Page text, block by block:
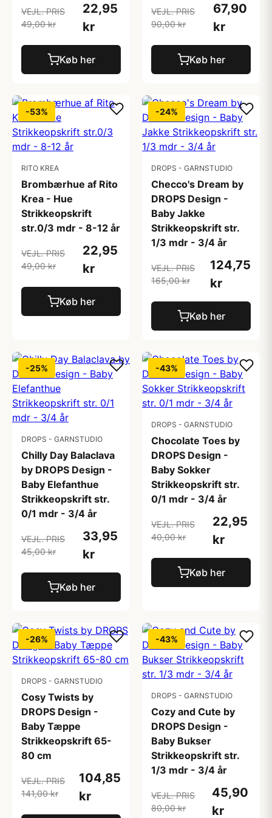
VEJL. PRIS
49,00 kr
22,95
kr
Køb her
VEJL. PRIS
90,00 kr
67,90
kr
Køb her
-53%
RITO KREA
Brombærhue af Rito
Krea - Hue
Strikkeopskrift
str.0/3 mdr - 8-12 år
VEJL. PRIS
49,00 kr
22,95
kr
Køb her
-24%
DROPS - GARNSTUDIO
Checco's Dream by
DROPS Design -
Baby Jakke
Strikkeopskrift str.
1/3 mdr - 3/4 år
VEJL. PRIS
165,00 kr
124,75
kr
Køb her
-25%
DROPS - GARNSTUDIO
Chilly Day Balaclava
by DROPS Design -
Baby Elefanthue
Strikkeopskrift str.
0/1 mdr - 3/4 år
VEJL. PRIS
45,00 kr
33,95
kr
Køb her
-43%
DROPS - GARNSTUDIO
Chocolate Toes by
DROPS Design -
Baby Sokker
Strikkeopskrift str.
0/1 mdr - 3/4 år
VEJL. PRIS
40,00 kr
22,95
kr
Køb her
-26%
DROPS - GARNSTUDIO
Cosy Twists by
DROPS Design -
Baby Tæppe
Strikkeopskrift 65-
80 cm
VEJL. PRIS
141,00 kr
104,85
kr
-43%
DROPS - GARNSTUDIO
Cozy and Cute by
DROPS Design -
Baby Bukser
Strikkeopskrift str.
1/3 mdr - 3/4 år
VEJL. PRIS
80,00 kr
45,90
kr